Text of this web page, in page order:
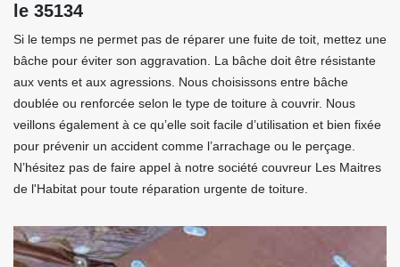
le 35134
Si le temps ne permet pas de réparer une fuite de toit, mettez une
bâche pour éviter son aggravation. La bâche doit être résistante
aux vents et aux agressions. Nous choisissons entre bâche
doublée ou renforcée selon le type de toiture à couvrir. Nous
veillons également à ce qu’elle soit facile d’utilisation et bien fixée
pour prévenir un accident comme l’arrachage ou le perçage.
N’hésitez pas de faire appel à notre société couvreur Les Maitres
de l'Habitat pour toute réparation urgente de toiture.